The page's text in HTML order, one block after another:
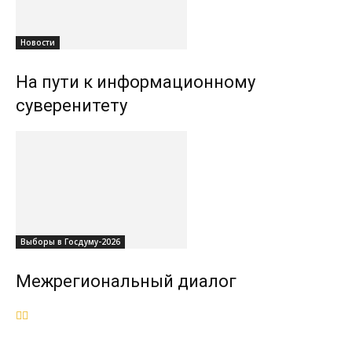
Новости
На пути к информационному
суверенитету
Выборы в Госдуму-2026
Межрегиональный диалог